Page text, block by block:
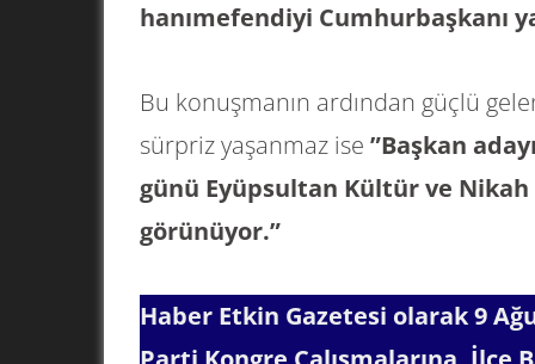
hanımefendiyi Cumhurbaşkanı
Bu konuşmanın ardından güçlü
sürpriz yaşanmaz ise ”Başkan
günü Eyüpsultan Kültür ve
görünüyor.”
Haber Etkin Gazetesi olarak 9